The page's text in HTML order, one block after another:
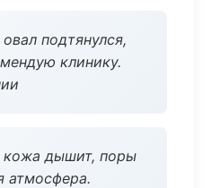
подтянулся,
клинику.
дышит, поры
атмосфера.